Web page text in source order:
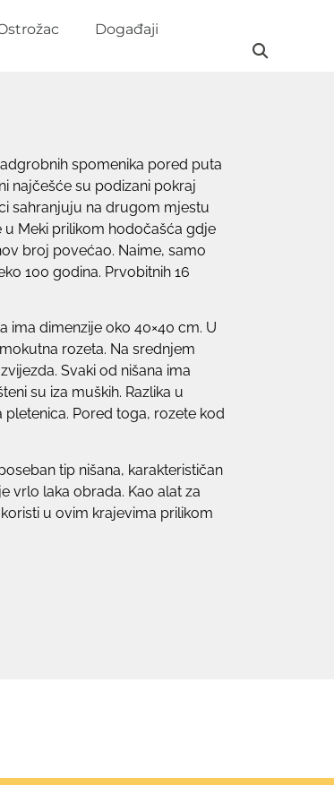
Događaji
spomenika pored puta
najčešće su podizani pokraj
sahranjuju na drugom mjestu
u Meki prilikom hodočašća gdje
broj povećao. Naime, samo
100 godina. Prvobitnih 16
ima dimenzije oko 40×40 cm. U
rozeta. Na srednjem
Svaki od nišana ima
su iza muških. Razlika u
Pored toga, rozete kod
tip nišana, karakterističan
vrlo laka obrada. Kao alat za
u ovim krajevima prilikom